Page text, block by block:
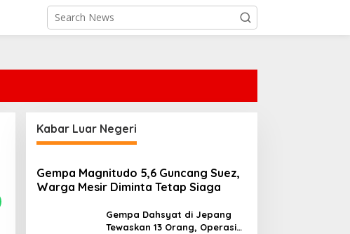
Kabar Luar Negeri
Gempa Magnitudo 5,6 Guncang Suez,
Warga Mesir Diminta Tetap Siaga
Gempa Dahsyat di Jepang
Tewaskan 13 Orang, Operasi